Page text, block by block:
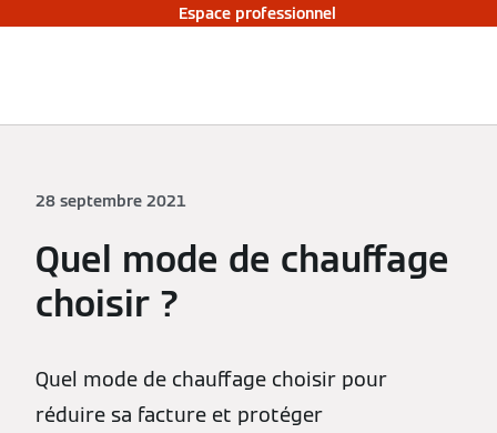
Espace professionnel
28 septembre 2021
Quel mode de chauffage
choisir ?
Quel mode de chauffage choisir pour
réduire sa facture et protéger